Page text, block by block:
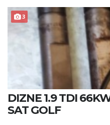
3
DIZNE 1.9 TDI
SAT GOLF